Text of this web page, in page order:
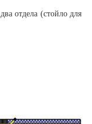
отдела (стойло для